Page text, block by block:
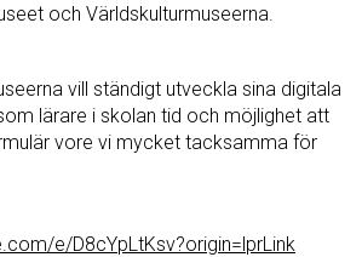
och Världskulturmuseerna.
vill ständigt utveckla sina digitala
lärare i skolan tid och möjlighet att
vore vi mycket tacksamma för
e/D8cYpLtKsv?origin=lprLink